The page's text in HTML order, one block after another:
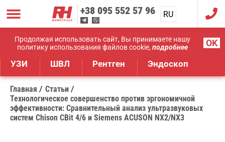
Продолжая использовать сайт, Вы принимаете нашу
политику использования файлов cookie, подробнее OK
+38 095 552 57 96 RU
UA
Дистрибуция медицинского оборудования
УЗИ ШВЛ Рентген Эндоскоп
Главная
Статьи
Технологическое совершенство против эргономичной
эффективности: Сравнительный анализ ультразвуковых
систем Chison CBit 4/6 и Siemens ACUSON NX2/NX3